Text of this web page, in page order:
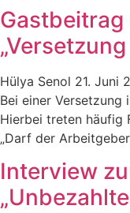
Gastbeitrag
Hülya Senol 21. Juni
Bei einer Versetzung
Hierbei treten häufig
„Darf der
Interview